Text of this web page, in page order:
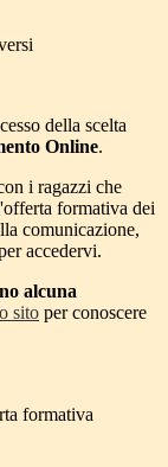
della scelta
Online.
i ragazzi che
formativa dei
comunicazione,
accedervi.
alcuna
sito per conoscere
formativa